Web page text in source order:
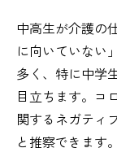
中高生が介護の
に向いていない
多く、特に中学
目立ちます。コ
関するネガティ
と推察できます。